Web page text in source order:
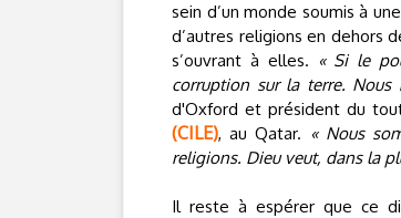
sein d’un monde soumis à
d’autres religions en dehors
s’ouvrant à elles. « Si le
corruption sur la terre.
d'Oxford et président du
(CILE), au Qatar. « Nous
religions. Dieu veut, dans la
Il reste à espérer que ce